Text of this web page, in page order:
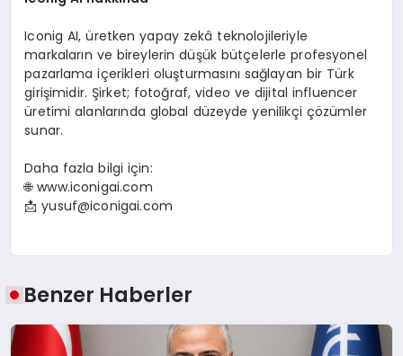
Iconig AI, üretken yapay zekâ teknolojileriyle
markaların ve bireylerin düşük bütçelerle profesyonel
pazarlama içerikleri oluşturmasını sağlayan bir Türk
girişimidir. Şirket; fotoğraf, video ve dijital influencer
üretimi alanlarında global düzeyde yenilikçi çözümler
sunar.
Daha fazla bilgi için:
🌐 www.iconigai.com
📩yusuf@iconigai.com
Benzer Haberler